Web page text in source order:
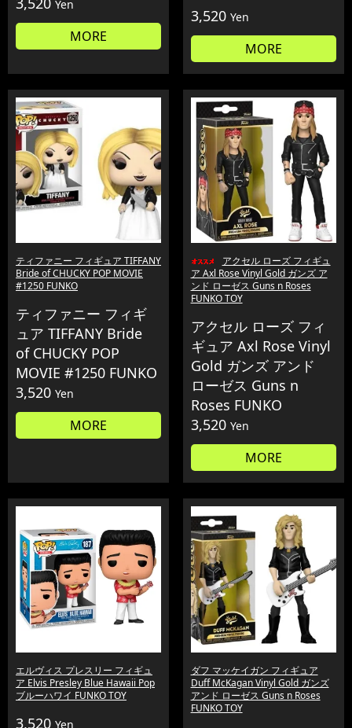
Yen
MORE
3,520 Yen
MORE
ティファニー フィギュア TIFFANY
Bride of CHUCKY POP MOVIE
#1250 FUNKO
ティファニー フィギ
ュア TIFFANY Bride
of CHUCKY POP
MOVIE #1250 FUNKO
3,520 Yen
MORE
アクセル ローズ フィギュ
ア Axl Rose Vinyl Gold ガンズ ア
ンド ローゼス Guns n Roses
FUNKO TOY
アクセル ローズ フィ
ギュア Axl Rose Vinyl
Gold ガンズ アンド
ローゼス Guns n
Roses FUNKO
3,520 Yen
MORE
エルヴィス プレスリー フィギュ
ア Elvis Presley Blue Hawaii Pop
ブルーハワイ FUNKO TOY
3,520 Yen
ダフ マッケイガン フィギュア
Duff McKagan Vinyl Gold ガンズ
アンド ローゼス Guns n Roses
FUNKO TOY